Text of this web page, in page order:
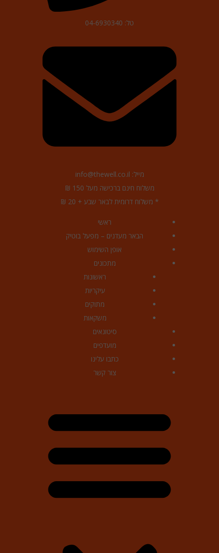
טל: 04-6930340
מייל: info@thewell.co.il
משלוח חינם ברכישה מעל 150 ₪
* משלוח דרומית לבאר שבע + 20 ₪
ראשי
הבאר מעדנים – מפעל בוטיק
אופן השימוש
מתכונים
ראשונות
עיקריות
מתוקים
משקאות
סיטונאים
מועדפים
כתבו עלינו
צור קשר